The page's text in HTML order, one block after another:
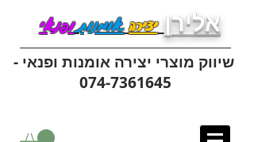
אלירן יצירהאומנותופנאי
שיווק מוצרי יצירה אומנות ופנאי -
074-7361645